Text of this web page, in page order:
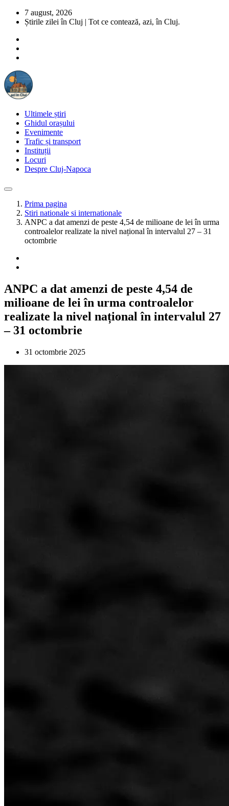
7 august, 2026
Știrile zilei în Cluj | Tot ce contează, azi, în Cluj.
Ultimele știri
Ghidul orașului
Evenimente
Trafic și transport
Instituții
Locuri
Despre Cluj-Napoca
Prima pagina
Stiri nationale si internationale
ANPC a dat amenzi de peste 4,54 de milioane de lei în urma
controalelor realizate la nivel național în intervalul 27 – 31
octombrie
ANPC a dat amenzi de peste 4,54 de
milioane de lei în urma controalelor
realizate la nivel național în intervalul 27
– 31 octombrie
31 octombrie 2025